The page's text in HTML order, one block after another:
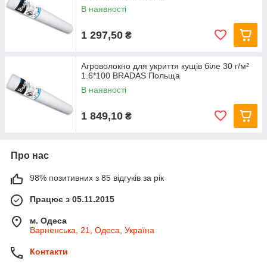
В наявності
1 297,50 ₴
Агроволокно для укриття кущів біле 30 г/м²
1.6*100 BRADAS Польща
В наявності
1 849,10 ₴
Про нас
98% позитивних з 85 відгуків за рік
Працює з 05.11.2015
м. Одеса
Варненська, 21, Одеса, Україна
Контакти